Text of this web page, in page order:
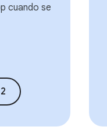
cuando se